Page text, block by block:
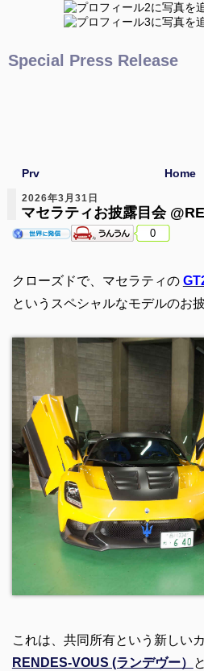
Special Press Release
Prv Home
2026年3月31日
マセラティお披露目会
0
クローズドで、マセラティの
というスペシャルなモデルのお
これは、共同所有という新しい
RENDES-VOUS (ランデヴー）